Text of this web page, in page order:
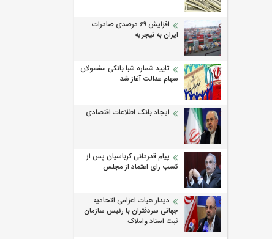
افزایش 69 درصدی صادرات
ایران به نیجریه
تایید شماره شبا بانکی مشمولان
سهام عدالت آغاز شد
ایجاد بانک اطلاعات اقتصادی
پیام قدردانی کرباسیان پس از
کسب رای اعتماد از مجلس
دیدار هیات اعزامی اتحادیه
جهانی سردفتران با رئیس سازمان
ثبت اسناد واملاک